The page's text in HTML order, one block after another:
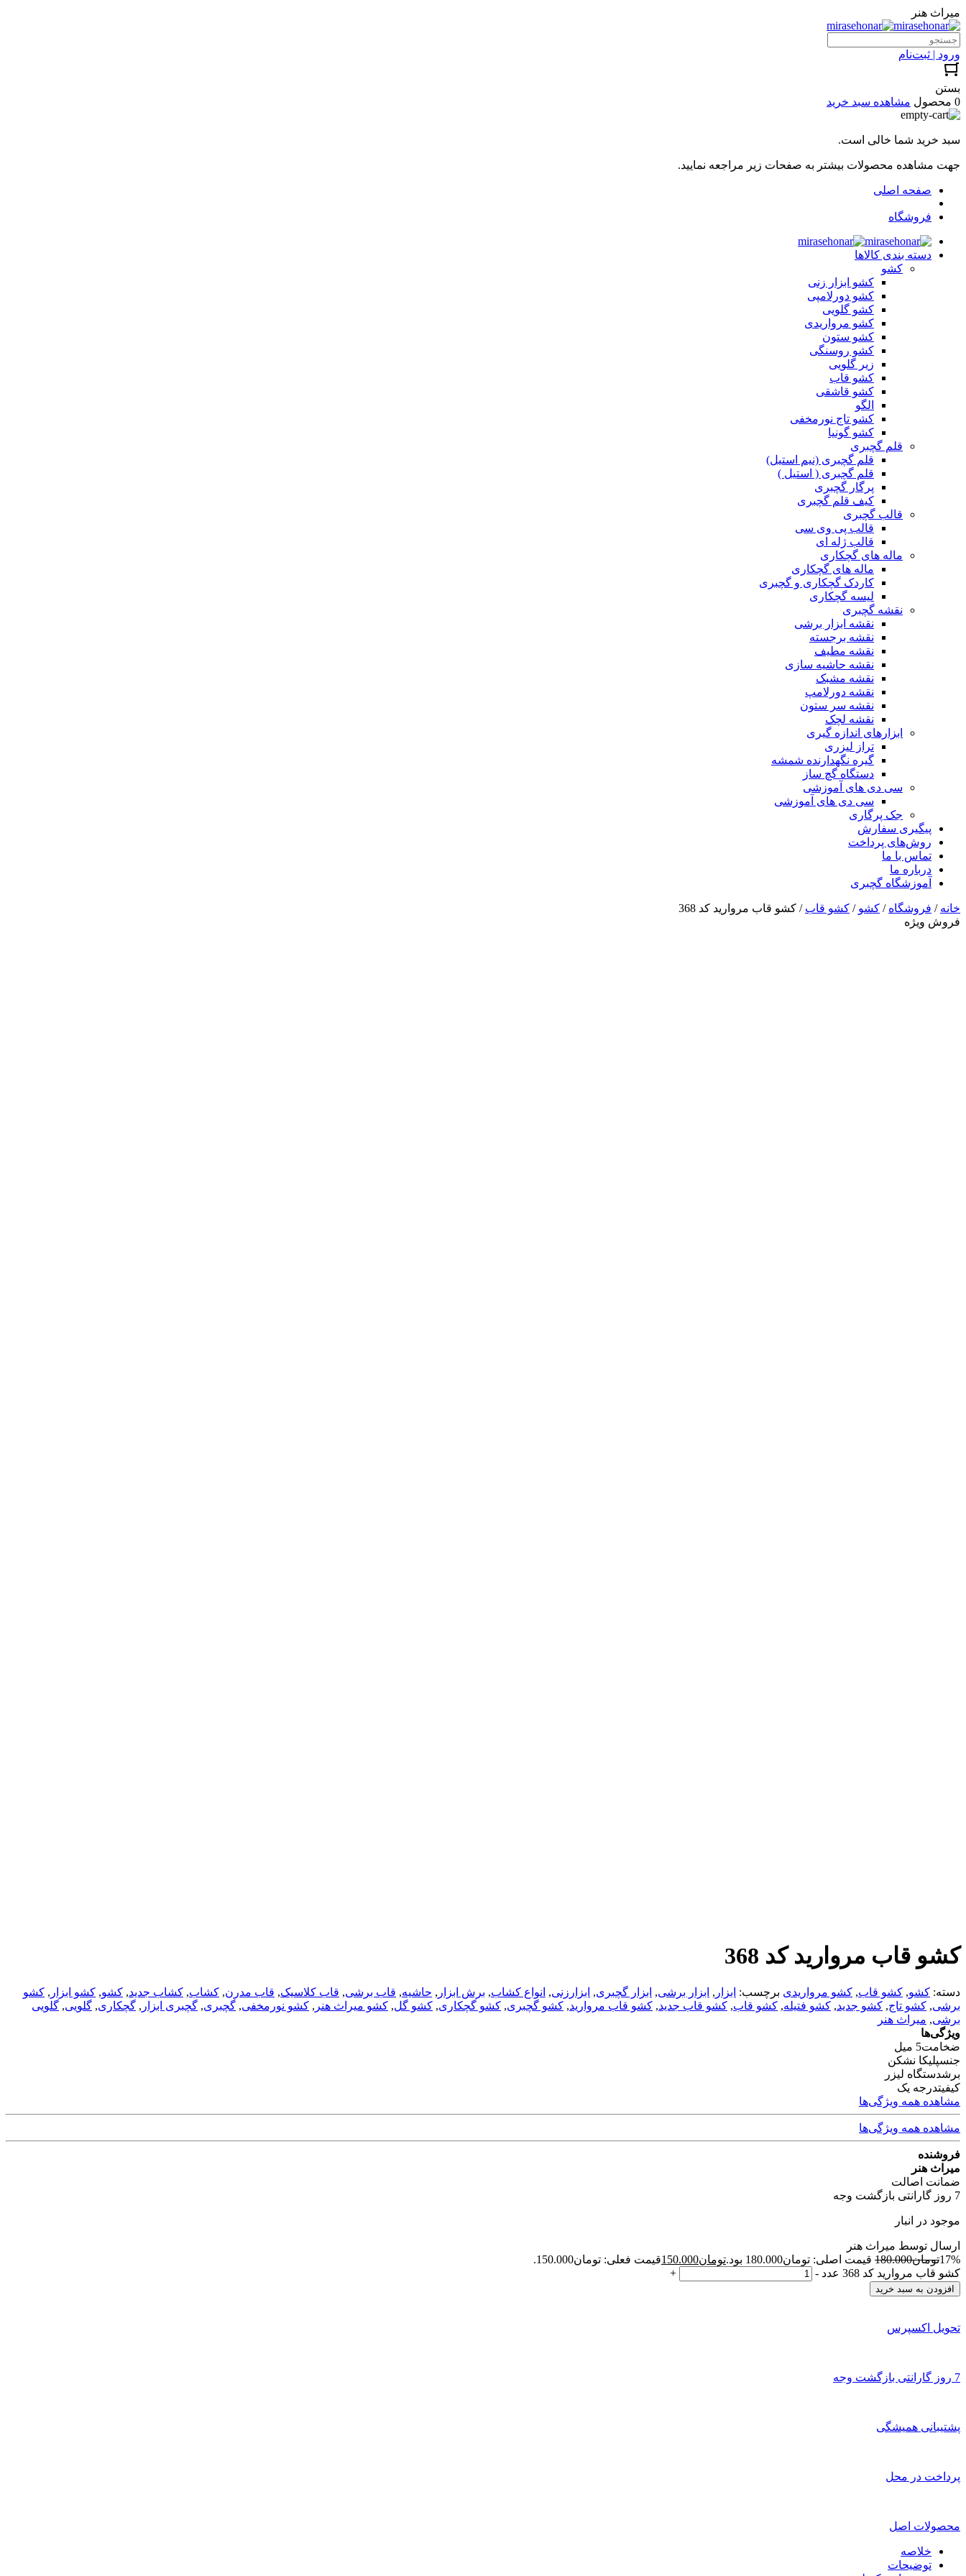
میراث هنر
ورود | ثبت‌نام
بستن
0 محصول
مشاهده سبد خرید
سبد خرید شما خالی است.
جهت مشاهده محصولات بیشتر به صفحات زیر مراجعه نمایید.
صفحه اصلی
فروشگاه
دسته بندی کالاها
کشو
کشو ابزار زنی
کشو دورلامپی
کشو گلویی
کشو مرواریدی
کشو ستون
کشو روسنگی
زیر گلویی
کشو قاب
کشو قاشقی
الگو
کشو تاج نورمخفی
کشو گونیا
قلم گچبری
قلم گچبری (نیم استیل)
قلم گچبری ( استیل )
پرگار گچبری
کیف قلم گچبری
قالب گچبری
قالب پی وی سی
قالب ژله ای
ماله های گچکاری
ماله های گچکاری
کاردک گچکاری و گچبری
لیسه گچکاری
نقشه گچبری
نقشه ابزار برشی
نقشه برجسته
نقشه مطیف
نقشه حاشیه سازی
نقشه مشبک
نقشه دورلامپ
نقشه سر ستون
نقشه لچک
ابزارهای اندازه گیری
تراز لیزری
گیره نگهدارنده شمشه
دستگاه گچ ساز
سی دی های آموزشی
سی دی های آموزشی
جک پرگاری
پیگیری سفارش
روش‌های پرداخت
تماس با ما
درباره ما
آموزشگاه گچبری
خانه / فروشگاه / کشو / کشو قاب / کشو قاب مروارید کد 368
فروش ویژه
کشو قاب مروارید کد 368
دسته: کشو, کشو قاب, کشو مرواریدی برچسب: ابزار , ابزار برشی, ابزار گچبری, ابزارزنی, انواع کشاب, برش ابزار , حاشیه, قاب برشی, قاب کلاسیک, قاب مدرن, کشاب, کشاب جدید, کشو, کشو ابزار , کشو
برشی, کشو تاج, کشو جدید, کشو فتیله, کشو قاب, کشو قاب جدید, کشو قاب مروارید, کشو گچبری, کشو گچکاری, کشو گل, کشو میراث هنر , کشو نورمخفی, گچبری, گچبری ابزار , گچکاری, گلویی, گلویی
برشی, میراث هنر
ویژگی‌ها
ضخامت5 میل
جنسپلیکا نشکن
برشدستگاه لیزر
کیفیتدرجه یک
مشاهده همه ویژگی‌ها
مشاهده همه ویژگی‌ها
فروشنده
میراث هنر
ضمانت اصالت
7 روز گارانتی بازگشت وجه
موجود در انبار
ارسال توسط میراث هنر
17%تومان180.000 قیمت اصلی: تومان180.000 بود. تومان150.000قیمت فعلی: تومان150.000.
کشو قاب مروارید کد 368 عدد
-
+
افزودن به سبد خرید
تحویل اکسپرس
7 روز گارانتی بازگشت وجه
پشتیبانی همیشگی
پرداخت در محل
محصولات اصل
خلاصه
توضیحات